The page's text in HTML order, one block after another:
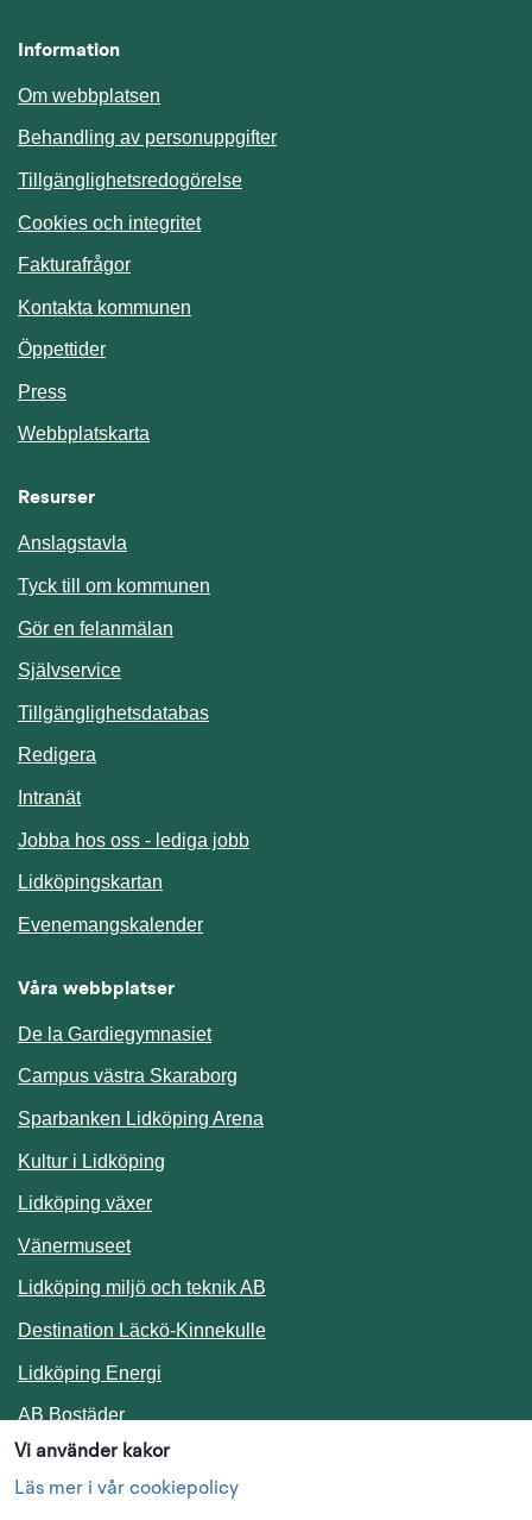
Vi använder kakor
Läs mer i vår cookiepolicy
Information
Om webbplatsen
Behandling av personuppgifter
Tillgänglighetsredogörelse
Cookies och integritet
Fakturafrågor
Kontakta kommunen
Öppettider
Press
Webbplatskarta
Resurser
Anslagstavla
Tyck till om kommunen
Gör en felanmälan
SjälvserviceLänk till annan webbplats.
TillgänglighetsdatabasLänk till annan webbplats.
Redigera
IntranätLänk till annan webbplats.
Jobba hos oss - lediga jobb
Lidköpingskartan
EvenemangskalenderLänk till annan webbplats.
Våra webbplatser
De la Gardiegymnasiet
Campus västra Skaraborg
Sparbanken Lidköping Arena
Kultur i Lidköping
Lidköping växer
Vänermuseet
Lidköping miljö och teknik AB
Destination Läckö-KinnekulleLänk till annan webbplats.
Lidköping Energi
AB BostäderLänk till annan webbplats.
Följ oss i sociala medier